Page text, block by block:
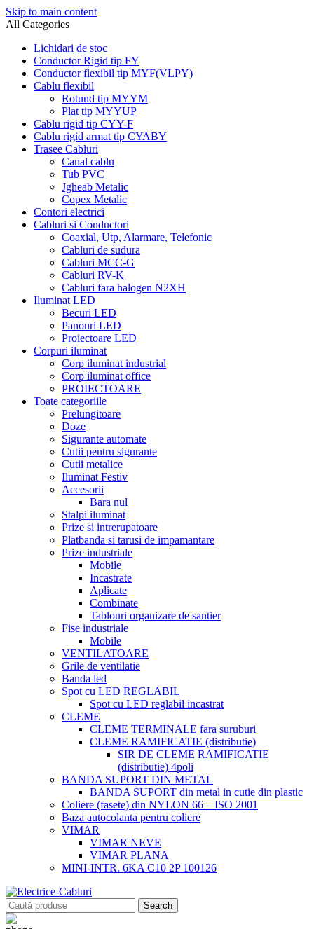
Skip to main content
All Categories
Lichidari de stoc
Conductor Rigid tip FY
Conductor flexibil tip MYF(VLPY)
Cablu flexibil
Rotund tip MYYM
Plat tip MYYUP
Cablu rigid tip CYY-F
Cablu rigid armat tip CYABY
Trasee Cabluri
Canal cablu
Tub PVC
Jgheab Metalic
Copex Metalic
Contori electrici
Cabluri si Conductori
Coaxial, Utp, Alarmare, Telefonic
Cabluri de sudura
Cabluri MCC-G
Cabluri RV-K
Cabluri fara halogen N2XH
Iluminat LED
Becuri LED
Panouri LED
Proiectoare LED
Corpuri iluminat
Corp iluminat industrial
Corp iluminat office
PROIECTOARE
Toate categoriile
Prelungitoare
Doze
Sigurante automate
Cutii pentru sigurante
Cutii metalice
Iluminat Festiv
Accesorii
Bara nul
Stalpi iluminat
Prize si intrerupatoare
Platbanda si tarusi de impamantare
Prize industriale
Mobile
Incastrate
Aplicate
Combinate
Tablouri organizare de santier
Fise industriale
Mobile
VENTILATOARE
Grile de ventilatie
Banda led
Spot cu LED REGLABIL
Spot cu LED reglabil incastrat
CLEME
CLEME TERMINALE fara suruburi
CLEME RAMIFICATIE (distributie)
SIR DE CLEME RAMIFICATIE
(distributie) 4poli
BANDA SUPORT DIN METAL
BANDA SUPORT din metal in cutie din plastic
Coliere (fasete) din NYLON 66 – ISO 2001
Baza autocolanta pentru coliere
VIMAR
VIMAR NEVE
VIMAR PLANA
MINI-INTR. 6KA C10 2P 100126
Search